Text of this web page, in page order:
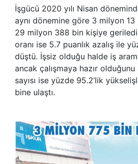
İşgücü 2020 yılı Nisan
aynı dönemine göre 3 milyon
29 milyon 388 bin kişiye
oranı ise 5.7 puanlık azalış ile
düştü. İşsiz olduğu halde iş
ancak çalışmaya hazır olduğunu
sayısı ise yüzde 95.2’lik
bine ulaştı.